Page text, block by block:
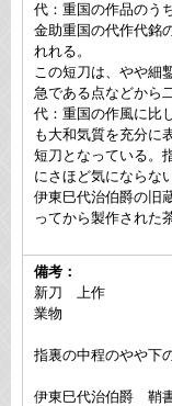
代：重国の作品のう
金助重国の代作代銘
れれる。
この短刀は、やや細
急である点などから
代：重国の作風に比
も大和気質を充分に
短刀となっている。
にさほど気にならな
伊東巳代治伯爵の旧
ってから製作された
備考：
新刀 上作
業物
指裏の中程のやや下
伊東巳代治伯爵 鞘